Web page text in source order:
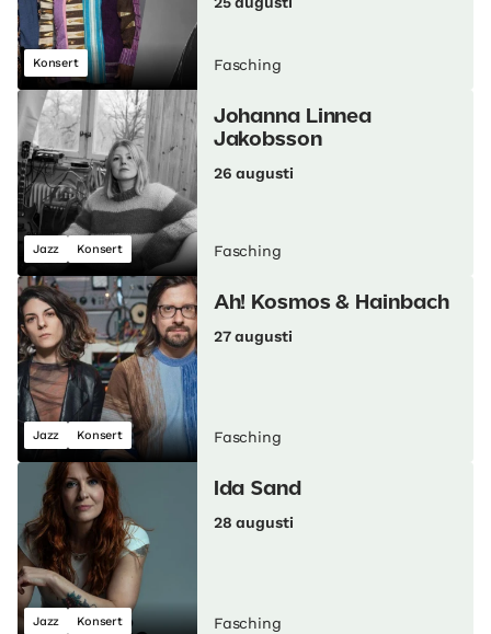
Konsert Fasching
Jazz Konsert
Johanna Linnea
Jakobsson
26 augusti
Fasching
Jazz Konsert
Ah! Kosmos & Hainbach
27 augusti
Fasching
Jazz Konsert
Ida Sand
28 augusti
Fasching